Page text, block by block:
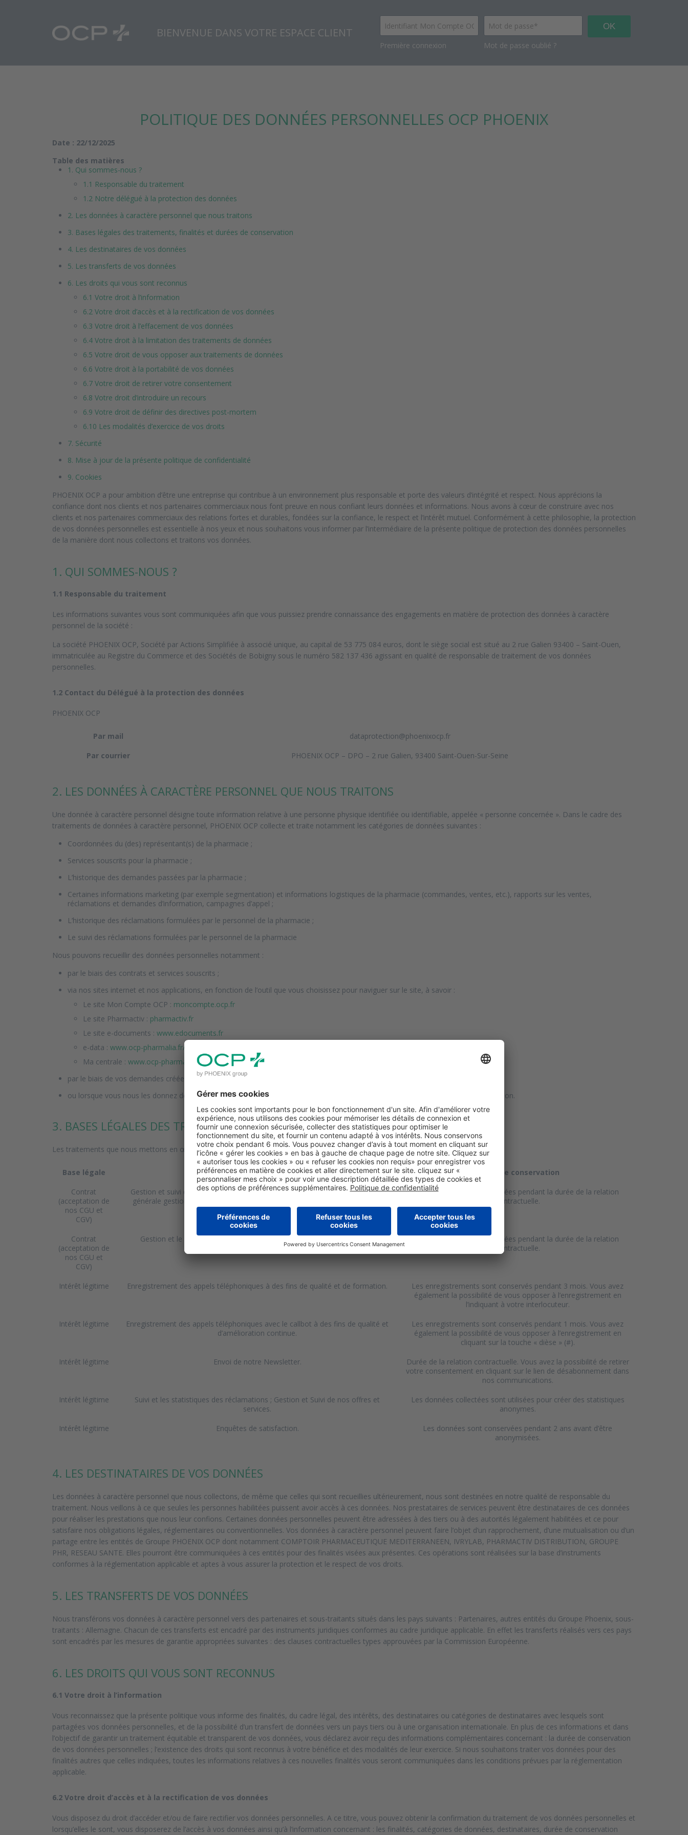
BIENVENUE DANS VOTRE ESPACE CLIENT
Première connexion Mot de passe oublié ?
OK
POLITIQUE DES DONNÉES PERSONNELLES OCP PHOENIX
Date : 22/12/2025
Table des matières
1. Qui sommes-nous ?
1.1 Responsable du traitement
1.2 Notre délégué à la protection des données
2. Les données à caractère personnel que nous traitons
3. Bases légales des traitements, finalités et durées de conservation
4. Les destinataires de vos données
5. Les transferts de vos données
6. Les droits qui vous sont reconnus
6.1 Votre droit à l’information
6.2 Votre droit d’accès et à la rectification de vos données
6.3 Votre droit à l’effacement de vos données
6.4 Votre droit à la limitation des traitements de données
6.5 Votre droit de vous opposer aux traitements de données
6.6 Votre droit à la portabilité de vos données
6.7 Votre droit de retirer votre consentement
6.8 Votre droit d’introduire un recours
6.9 Votre droit de définir des directives post-mortem
6.10 Les modalités d’exercice de vos droits
7. Sécurité
8. Mise à jour de la présente politique de confidentialité
9. Cookies
PHOENIX OCP a pour ambition d’être une entreprise qui contribue à un environnement plus responsable et porte des valeurs d’intégrité et respect. Nous apprécions la
confiance dont nos clients et nos partenaires commerciaux nous font preuve en nous confiant leurs données et informations. Nous avons à cœur de construire avec nos
clients et nos partenaires commerciaux des relations fortes et durables, fondées sur la confiance, le respect et l’intérêt mutuel. Conformément à cette philosophie, la protection
de vos données personnelles est essentielle à nos yeux et nous souhaitons vous informer par l’intermédiaire de la présente politique de protection des données personnelles
de la manière dont nous collectons et traitons vos données.
1. QUI SOMMES-NOUS ?
1.1 Responsable du traitement
Les informations suivantes vous sont communiquées afin que vous puissiez prendre connaissance des engagements en matière de protection des données à caractère
personnel de la société :
La société PHOENIX OCP, Société par Actions Simplifiée à associé unique, au capital de 53 775 084 euros, dont le siège social est situé au 2 rue Galien 93400 – Saint-Ouen,
immatriculée au Registre du Commerce et des Sociétés de Bobigny sous le numéro 582 137 436 agissant en qualité de responsable de traitement de vos données
personnelles.
1.2 Contact du Délégué à la protection des données
PHOENIX OCP
Par mail
dataprotection@phoenixocp.fr
Par courrier
PHOENIX OCP – DPO – 2 rue Galien, 93400 Saint-Ouen-Sur-Seine
2. LES DONNÉES À CARACTÈRE PERSONNEL QUE NOUS TRAITONS
Une donnée à caractère personnel désigne toute information relative à une personne physique identifiée ou identifiable, appelée « personne concernée ». Dans le cadre des
traitements de données à caractère personnel, PHOENIX OCP collecte et traite notamment les catégories de données suivantes :
Coordonnées du (des) représentant(s) de la pharmacie ;
Services souscrits pour la pharmacie ;
L’historique des demandes passées par la pharmacie ;
Certaines informations marketing (par exemple segmentation) et informations logistiques de la pharmacie (commandes, ventes, etc.), rapports sur les ventes,
réclamations et demandes d’information, campagnes d’appel ;
L’historique des réclamations formulées par le personnel de la pharmacie ;
Le suivi des réclamations formulées par le personnel de la pharmacie
Nous pouvons recueillir des données personnelles notamment :
par le biais des contrats et services souscrits ;
via nos sites internet et nos applications, en fonction de l’outil que vous choisissez pour naviguer sur le site, à savoir :
Le site Mon Compte OCP : moncompte.ocp.fr
Le site Pharmactiv : pharmactiv.fr
Le site e-documents : www.edocuments.fr
e-data : www.ocp-pharmalia.fr/ocp-pharmacien/pilotage/edata/accueil
Ma centrale : www.ocp-pharmalia.fr/ocp-pharmacien/ma-centrale
par le biais de vos demandes créées sur le site, des documents que vous téléchargez sur le site, et des centres d’appel ;
ou lorsque vous nous les donnez de manière volontaire, notamment pour la présentation de services ou lors d’enquête de satisfaction.
3. BASES LÉGALES DES TRAITEMENTS, FINALITÉS ET DURÉES DE CONSERVATION
Les traitements que nous mettons en œuvre le sont pour assurer les finalités suivantes :
Base légale Finalités
Durée de conservation
Contrat
(acceptation de
nos CGU et
CGV)
Gestion et suivi des commandes, gestion du service après-vente et de façon
générale gestion commerciale et financière de nos clients ; Communication
d’informations relatives à vos commandes.
Les données sont conservées pendant la durée de la relation
contractuelle.
Contrat
(acceptation de
nos CGU et
CGV)
Gestion et le suivi des demandes de renseignements formulées par les
pharmaciens et des réponses à y apporter.
Les données sont conservées pendant la durée de la relation
contractuelle.
Intérêt légitime Enregistrement des appels téléphoniques à des fins de qualité et de formation.
Les enregistrements sont conservés pendant 3 mois. Vous avez
également la possibilité de vous opposer à l’enregistrement en
l’indiquant à votre interlocuteur.
Intérêt légitime
Enregistrement des appels téléphoniques avec le callbot à des fins de qualité et
d’amélioration continue.
Les enregistrements sont conservés pendant 1 mois. Vous avez
également la possibilité de vous opposer à l’enregistrement en
cliquant sur la touche « dièse » (#).
Intérêt légitime
Envoi de notre Newsletter.
Durée de la relation contractuelle. Vous avez la possibilité de retirer
votre consentement en cliquant sur le lien de désabonnement dans
nos communications.
Intérêt légitime
Suivi et les statistiques des réclamations ; Gestion et Suivi de nos offres et
services.
Les données collectées sont utilisées pour créer des statistiques
anonymes.
Intérêt légitime
Enquêtes de satisfaction.
Les données sont conservées pendant 2 ans avant d’être
anonymisées.
4. LES DESTINATAIRES DE VOS DONNÉES
Les données à caractère personnel que nous collectons, de même que celles qui sont recueillies ultérieurement, nous sont destinées en notre qualité de responsable du
traitement. Nous veillons à ce que seules les personnes habilitées puissent avoir accès à ces données. Nos prestataires de services peuvent être destinataires de ces données
pour réaliser les prestations que nous leur confions. Certaines données personnelles peuvent être adressées à des tiers ou à des autorités légalement habilitées et ce pour
satisfaire nos obligations légales, réglementaires ou conventionnelles. Vos données à caractère personnel peuvent faire l’objet d’un rapprochement, d’une mutualisation ou d’un
partage entre les entités de Groupe PHOENIX OCP dont notamment COMPTOIR PHARMACEUTIQUE MEDITERRANEEN, IVRYLAB, PHARMACTIV DISTRIBUTION, GROUPE
PHR, RESEAU SANTE. Elles pourront être communiquées à ces entités pour des finalités visées aux présentes. Ces opérations sont réalisées sur la base d’instruments
conformes à la réglementation applicable et aptes à vous assurer la protection et le respect de vos droits.
5. LES TRANSFERTS DE VOS DONNÉES
Nous transférons vos données à caractère personnel vers des partenaires et sous-traitants situés dans les pays suivants : Partenaires, autres entités du Groupe Phoenix, sous-
traitants : Allemagne. Chacun de ces transferts est encadré par des instruments juridiques conformes au cadre juridique applicable. En effet les transferts réalisés vers ces pays
sont encadrés par les mesures de garantie appropriées suivantes : des clauses contractuelles types approuvées par la Commission Européenne.
6. LES DROITS QUI VOUS SONT RECONNUS
6.1 Votre droit à l’information
Vous reconnaissez que la présente politique vous informe des finalités, du cadre légal, des intérêts, des destinataires ou catégories de destinataires avec lesquels sont
partagées vos données personnelles, et de la possibilité d’un transfert de données vers un pays tiers ou à une organisation internationale. En plus de ces informations et dans
l’objectif de garantir un traitement équitable et transparent de vos données, vous déclarez avoir reçu des informations complémentaires concernant : la durée de conservation
de vos données personnelles ; l’existence des droits qui sont reconnus à votre bénéfice et des modalités de leur exercice. Si nous souhaitons traiter vos données pour des
finalités autres que celles indiquées, toutes les informations relatives à ces nouvelles finalités vous seront communiquées dans les conditions prévues par la réglementation
applicable.
6.2 Votre droit d’accès et à la rectification de vos données
Vous disposez du droit d’accéder et/ou de faire rectifier vos données personnelles. A ce titre, vous pouvez obtenir la confirmation du traitement de vos données personnelles et
lorsqu’elles le sont, vous disposerez de l’accès à vos données ainsi qu’à l’information concernant : les finalités, catégories de données, destinataires, durée de conservation